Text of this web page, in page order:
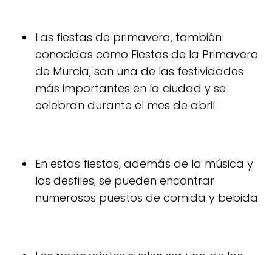
Las fiestas de primavera, también
conocidas como Fiestas de la Primavera
de Murcia, son una de las festividades
más importantes en la ciudad y se
celebran durante el mes de abril.
En estas fiestas, además de la música y
los desfiles, se pueden encontrar
numerosos puestos de comida y bebida.